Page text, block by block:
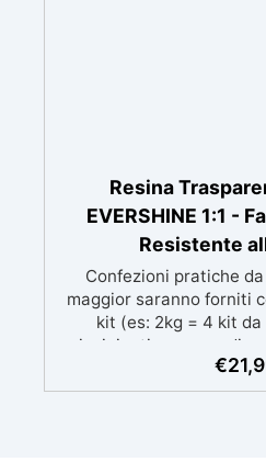
Resina
EVERSHINE 1:1 -
Resistente
Confezioni pratiche
maggior saranno forniti
kit (es: 2kg = 4 kit
principianti: a prova di
inizia. Sempre lucida:
brillante e uniforme
€